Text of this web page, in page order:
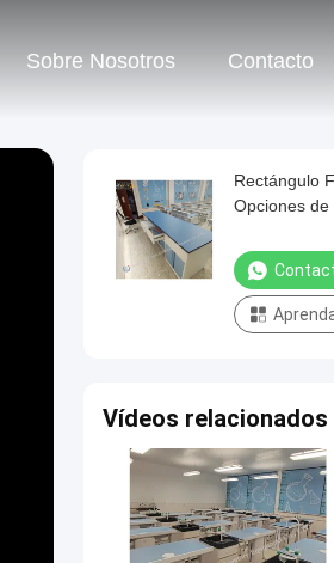
Sobre Nosotros Contacto
Rectángulo
Opciones
Vídeos relacionados